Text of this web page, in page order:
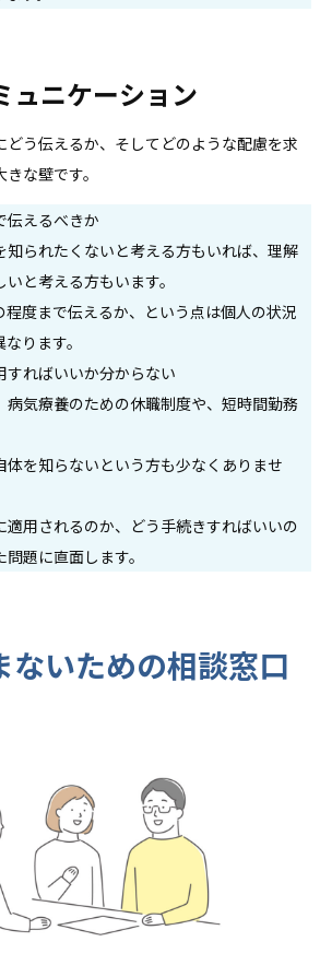
ュニケーション
う伝えるか、そしてどのような配慮を求
な壁です。
伝えるべきか
られたくないと考える方もいれば、理解
と考える方もいます。
まで伝えるか、という点は個人の状況
ります。
すればいいか分からない
気療養のための休職制度や、短時間勤務
知らないという方も少なくありませ
されるのか、どう手続きすればいいの
題に直面します。
ないための相談窓口